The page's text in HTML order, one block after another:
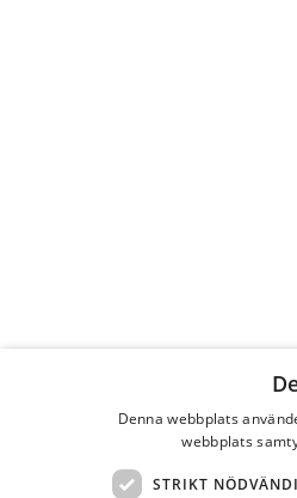
Denna webbplats
webbplats
STRIKT